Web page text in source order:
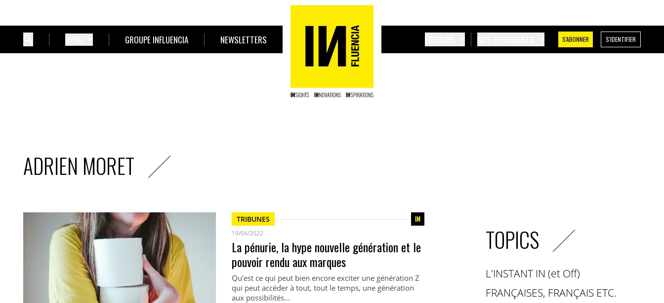
GROUPE INFLUENCIA NEWSLETTERS S'ABONNER S'IDENTIFIER
ADRIEN MORET
TRIBUNES
19/04/2022
La pénurie, la hype nouvelle génération et le
pouvoir rendu aux marques
Qu’est ce qui peut bien encore exciter une génération Z
qui peut accéder à tout, tout le temps, une génération
aux possibilités…
TOPICS
L'INSTANT IN (et Off)
FRANÇAISES, FRANÇAIS ETC.